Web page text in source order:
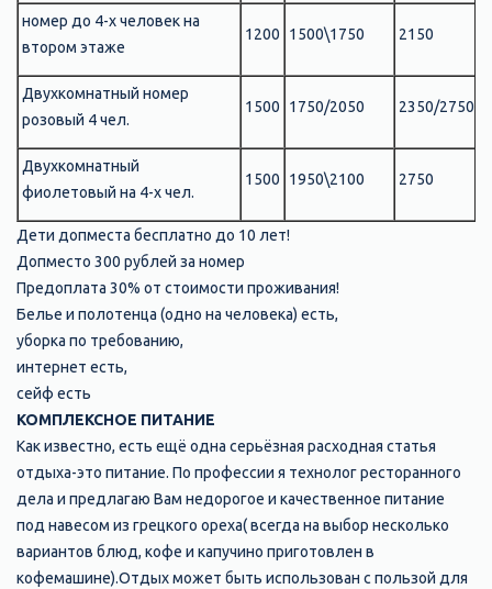
номер до 4-х человек на
втором этаже
1200 1500\1750 2150
Двухкомнатный номер
розовый 4 чел.
1500 1750/2050 2350/2750
Двухкомнатный
фиолетовый на 4-х чел.
1500 1950\2100 2750
Дети допместа бесплатно до 10 лет!
Допместо 300 рублей за номер
Предоплата 30% от стоимости проживания!
Белье и полотенца (одно на человека) есть,
уборка по требованию,
интернет есть,
сейф есть
КОМПЛЕКСНОЕ ПИТАНИЕ
Как известно, есть ещё одна серьёзная расходная статья
отдыха-это питание. По профессии я технолог ресторанного
дела и предлагаю Вам недорогое и качественное питание
под навесом из грецкого ореха( всегда на выбор несколько
вариантов блюд, кофе и капучино приготовлен в
кофемашине).Отдых может быть использован с пользой для